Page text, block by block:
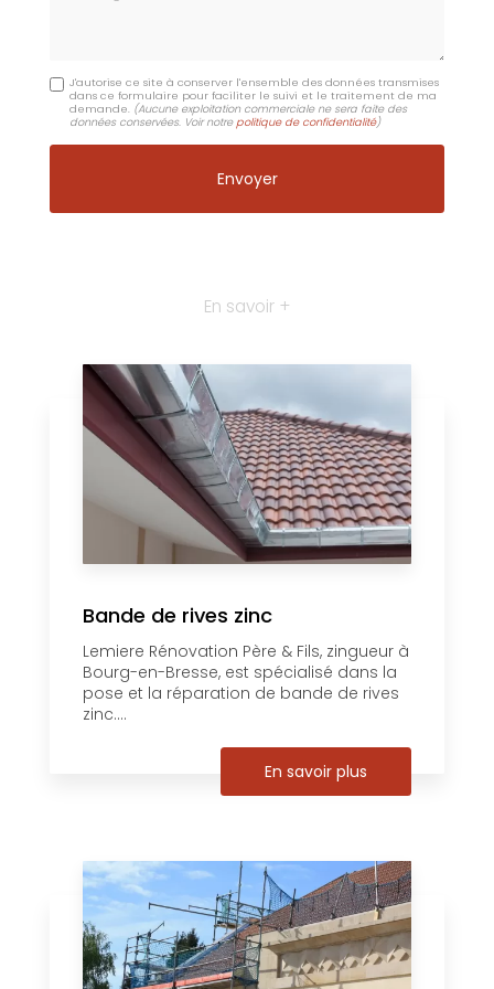
J'autorise ce site à conserver l'ensemble des données transmises
dans ce formulaire pour faciliter le suivi et le traitement de ma
demande. (Aucune exploitation commerciale ne sera faite des
données conservées. Voir notrepolitique de confidentialité)
En savoir +
Bande de rives zinc
Lemiere Rénovation Père & Fils, zingueur à
Bourg-en-Bresse, est spécialisé dans la
pose et la réparation de bande de rives
zinc....
En savoir plus